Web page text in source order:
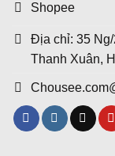
Shopee
Địa chỉ: 35
Thanh Xuân,